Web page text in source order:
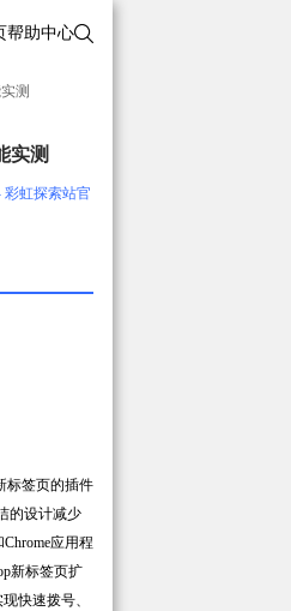
帮助中心
测
实测
虹探索站官
标签页的插件
的设计减少
应用程
新标签页扩
快速拨号、